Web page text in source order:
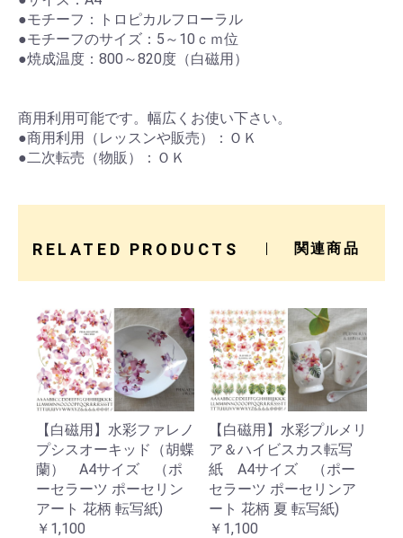
●モチーフ：トロピカルフローラル
●モチーフのサイズ：5～10ｃｍ位
●焼成温度：800～820度（白磁用）
商用利用可能です。幅広くお使い下さい。
●商用利用（レッスンや販売）：ＯＫ
●二次転売（物販）：ＯＫ
RELATED PRODUCTS 関連商品
【白磁用】水彩ファレノ
プシスオーキッド（胡蝶
蘭） A4サイズ （ポ
ーセラーツ ポーセリン
アート 花柄 転写紙)
￥1,100
【白磁用】水彩プルメリ
ア＆ハイビスカス転写
紙 A4サイズ （ポー
セラーツ ポーセリンア
ート 花柄 夏 転写紙)
￥1,100